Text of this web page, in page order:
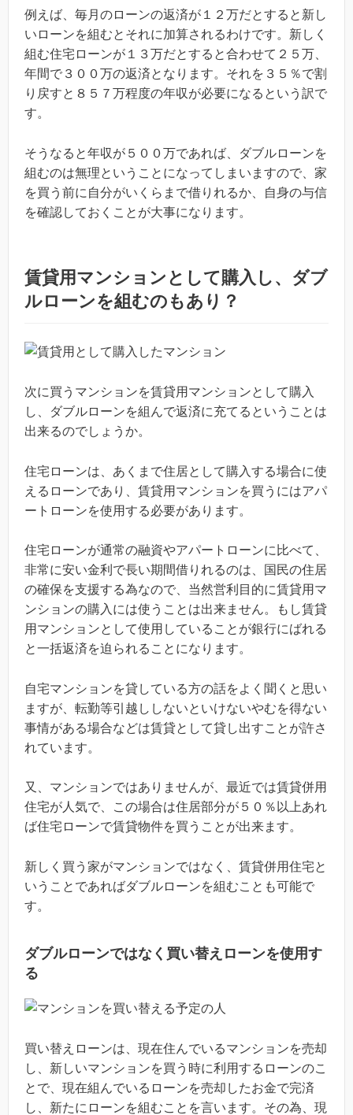
例えば、毎月のローンの返済が１２万だとすると新し
いローンを組むとそれに加算されるわけです。新しく
組む住宅ローンが１３万だとすると合わせて２５万、
年間で３００万の返済となります。それを３５％で割
り戻すと８５７万程度の年収が必要になるという訳で
す。
そうなると年収が５００万であれば、ダブルローンを
組むのは無理ということになってしまいますので、家
を買う前に自分がいくらまで借りれるか、自身の与信
を確認しておくことが大事になります。
賃貸用マンションとして購入し、ダブ
ルローンを組むのもあり？
次に買うマンションを賃貸用マンションとして購入
し、ダブルローンを組んで返済に充てるということは
出来るのでしょうか。
住宅ローンは、あくまで住居として購入する場合に使
えるローンであり、賃貸用マンションを買うにはアパ
ートローンを使用する必要があります。
住宅ローンが通常の融資やアパートローンに比べて、
非常に安い金利で長い期間借りれるのは、国民の住居
の確保を支援する為なので、当然営利目的に賃貸用マ
ンションの購入には使うことは出来ません。もし賃貸
用マンションとして使用していることが銀行にばれる
と一括返済を迫られることになります。
自宅マンションを貸している方の話をよく聞くと思い
ますが、転勤等引越ししないといけないやむを得ない
事情がある場合などは賃貸として貸し出すことが許さ
れています。
又、マンションではありませんが、最近では賃貸併用
住宅が人気で、この場合は住居部分が５０％以上あれ
ば住宅ローンで賃貸物件を買うことが出来ます。
新しく買う家がマンションではなく、賃貸併用住宅と
いうことであればダブルローンを組むことも可能で
す。
ダブルローンではなく買い替えローンを使用す
る
買い替えローンは、現在住んでいるマンションを売却
し、新しいマンションを買う時に利用するローンのこ
とで、現在組んでいるローンを売却したお金で完済
し、新たにローンを組むことを言います。その為、現